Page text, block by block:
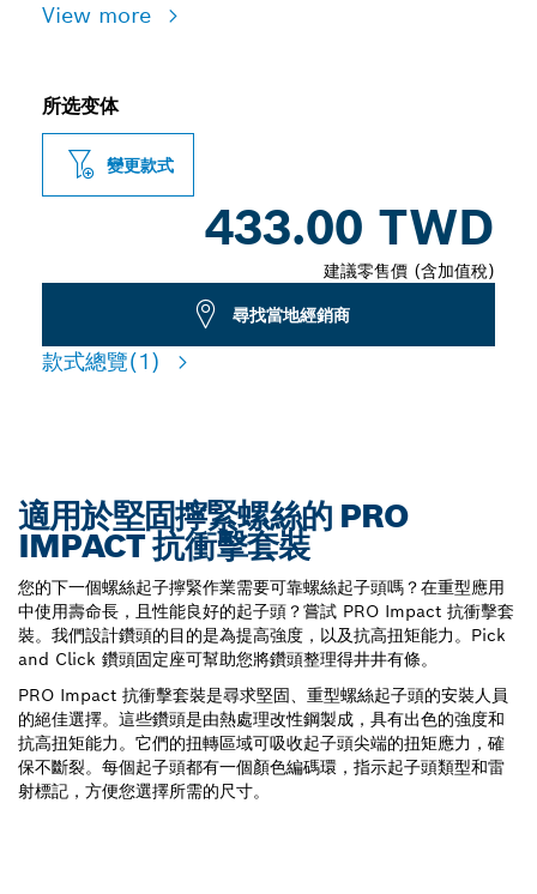
View more
所选变体
變更款式
433.00 TWD
建議零售價 (含加值稅)
尋找當地經銷商
款式總覽(1)
適用於堅固擰緊螺絲的 PRO
IMPACT 抗衝擊套裝
您的下一個螺絲起子擰緊作業需要可靠螺絲起子頭嗎？在重型應用
中使用壽命長，且性能良好的起子頭？嘗試 PRO Impact 抗衝擊套
裝。我們設計鑽頭的目的是為提高強度，以及抗高扭矩能力。Pick
and Click 鑽頭固定座可幫助您將鑽頭整理得井井有條。
PRO Impact 抗衝擊套裝是尋求堅固、重型螺絲起子頭的安裝人員
的絕佳選擇。這些鑽頭是由熱處理改性鋼製成，具有出色的強度和
抗高扭矩能力。它們的扭轉區域可吸收起子頭尖端的扭矩應力，確
保不斷裂。每個起子頭都有一個顏色編碼環，指示起子頭類型和雷
射標記，方便您選擇所需的尺寸。